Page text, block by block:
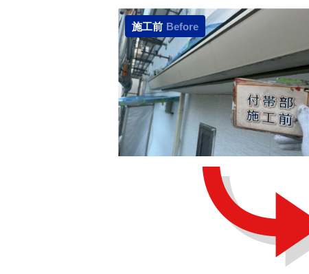
施工前 Before